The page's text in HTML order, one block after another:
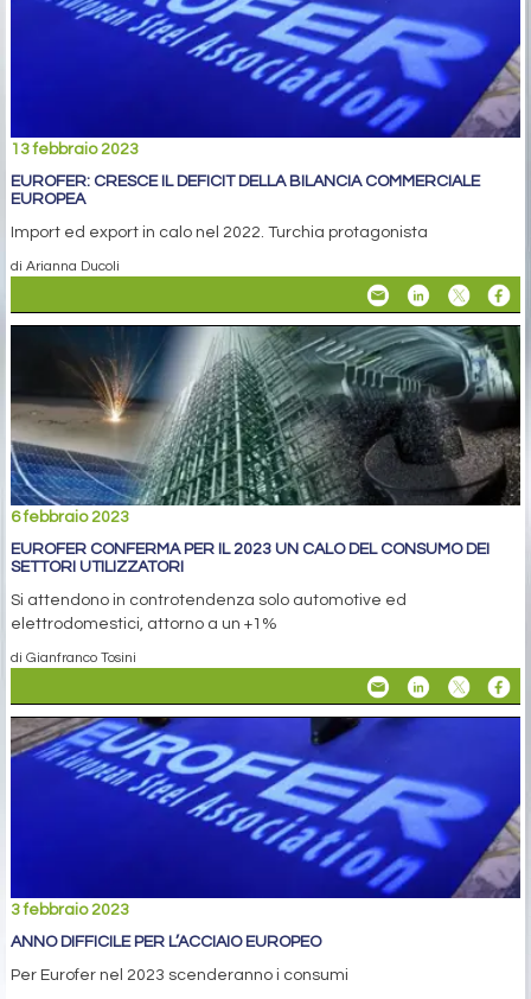
13 febbraio 2023
EUROFER: CRESCE IL DEFICIT DELLA BILANCIA COMMERCIALE
EUROPEA
Import ed export in calo nel 2022. Turchia protagonista
di Arianna Ducoli
6 febbraio 2023
EUROFER CONFERMA PER IL 2023 UN CALO DEL CONSUMO DEI
SETTORI UTILIZZATORI
Si attendono in controtendenza solo automotive ed
elettrodomestici, attorno a un +1%
di Gianfranco Tosini
3 febbraio 2023
ANNO DIFFICILE PER L’ACCIAIO EUROPEO
Per Eurofer nel 2023 scenderanno i consumi